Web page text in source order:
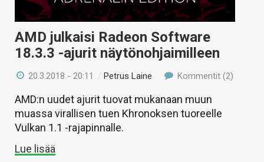
AMD julkaisi Radeon Software
18.3.3 -ajurit näytönohjaimilleen
20.3.2018 - 20:11 /Petrus Laine Kommentit (2)
AMD:n uudet ajurit tuovat mukanaan muun
muassa virallisen tuen Khronoksen tuoreelle
Vulkan 1.1 -rajapinnalle.
Lue lisää